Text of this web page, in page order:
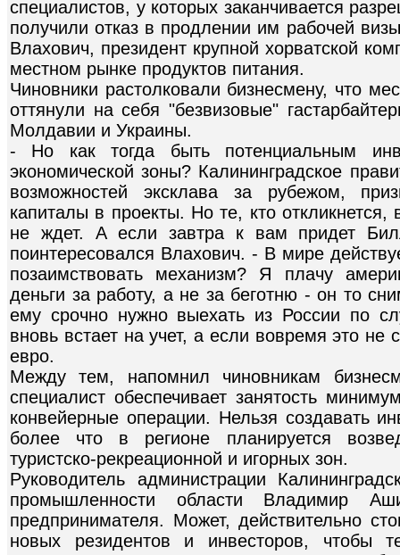
специалистов, у которых заканчивается
получили отказ в продлении им рабочей
Влахович, президент крупной хорватской
местном рынке продуктов питания.
Чиновники растолковали бизнесмену, что
оттянули на себя "безвизовые"
Молдавии и Украины.
- Но как тогда быть потенциальным
экономической зоны? Калининградское
возможностей эксклава за рубежом,
капиталы в проекты. Но те, кто откликнется,
не ждет. А если завтра к вам придет
поинтересовался Влахович. - В мире
позаимствовать механизм? Я плачу
деньги за работу, а не за беготню - он то
ему срочно нужно выехать из России по
вновь встает на учет, а если вовремя это не
евро.
Между тем, напомнил чиновникам
специалист обеспечивает занятость
конвейерные операции. Нельзя создавать
более что в регионе планируется
туристско-рекреационной и игорных зон.
Руководитель администрации
промышленности области Владимир
предпринимателя. Может, действительно
новых резидентов и инвесторов, чтобы